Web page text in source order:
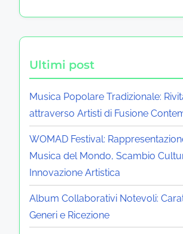
Ultimi post
Musica Popolare Tradizionale:
attraverso Artisti di Fusione
WOMAD Festival:
Musica del Mondo, Scambio
Innovazione Artistica
Album Collaborativi Notevoli:
Generi e Ricezione